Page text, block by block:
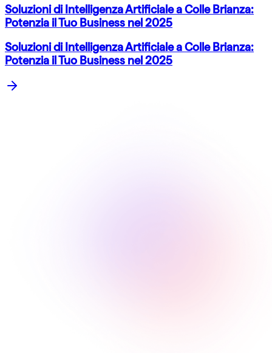
Soluzioni di Intelligenza Artificiale a Colle Brianza:
Potenzia il Tuo Business nel 2025
Soluzioni di Intelligenza Artificiale a Colle Brianza:
Potenzia il Tuo Business nel 2025